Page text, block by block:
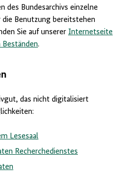
des Bundesarchivs einzelne
Benutzung bereitstehen
Sie auf unserer Internetseite
.
das nicht digitalisiert
Lesesaal
Recherchedienstes